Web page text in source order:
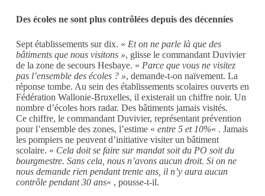
Des écoles ne sont plus contrôlées depuis des décennies
Sept établissements sur dix. « Et on ne parle là que des
bâtiments que nous visitons », glisse le commandant Duvivier
de la zone de secours Hesbaye. « Parce que vous ne visitez
pas l’ensemble des écoles ? », demande-t-on naïvement. La
réponse tombe. Au sein des établissements scolaires ouverts en
Fédération Wallonie-Bruxelles, il existerait un chiffre noir. Un
nombre d’écoles hors radar. Des bâtiments jamais visités.
Ce chiffre, le commandant Duvivier, représentant prévention
pour l’ensemble des zones, l’estime « entre 5 et 10%« . Jamais
les pompiers ne peuvent d’initiative visiter un bâtiment
scolaire. « Cela doit se faire sur mandat soit du PO soit du
bourgmestre. Sans cela, nous n’avons aucun droit. Si on ne
nous demande rien pendant trente ans, il n’y aura aucun
contrôle pendant 30 ans« , pousse-t-il.